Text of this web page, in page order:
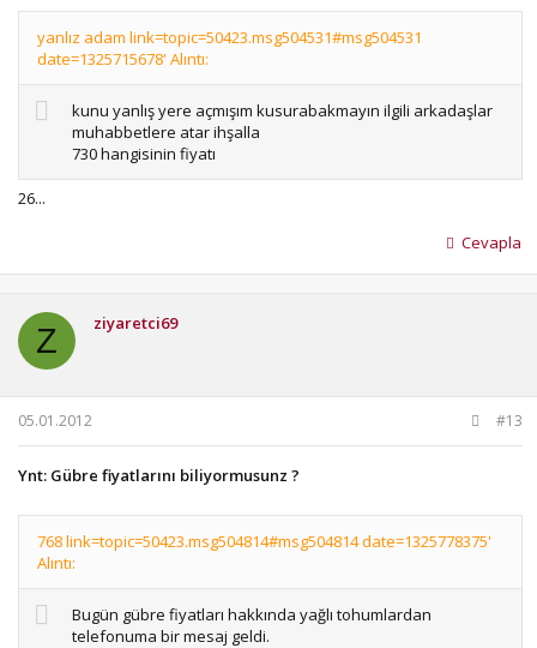
yanlız adam link=topic=50423.msg504531#msg504531
date=1325715678' Alıntı:
kunu yanlış yere açmışım kusurabakmayın ilgili arkadaşlar
muhabbetlere atar ihşalla
730 hangisinin fiyatı
26...
Cevapla
Z ziyaretci69
05.01.2012 #13
Ynt: Gübre fiyatlarını biliyormusunz ?
768 link=topic=50423.msg504814#msg504814 date=1325778375'
Alıntı:
Bugün gübre fiyatları hakkında yağlı tohumlardan
telefonuma bir mesaj geldi.